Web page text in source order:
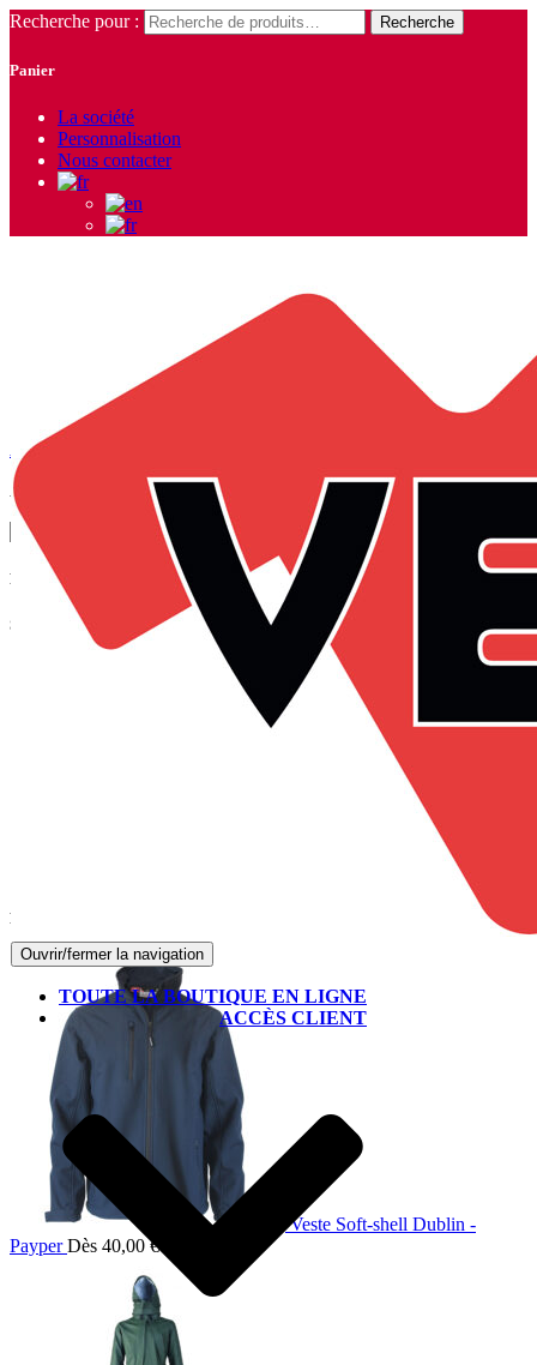
Recherche pour : Recherche
Panier
La société
Personnalisation
Nous contacter
Ouvrir/fermer la navigation
TOUTE LA BOUTIQUE EN LIGNE
ACCÈS CLIENT
Accueil
Affichage de 1–9 sur 41 résultats
Panier
Suivez-nous sur Facebook
Produits les mieux notés
Veste Soft-shell Dublin -
Payper Dès 40,00€HT